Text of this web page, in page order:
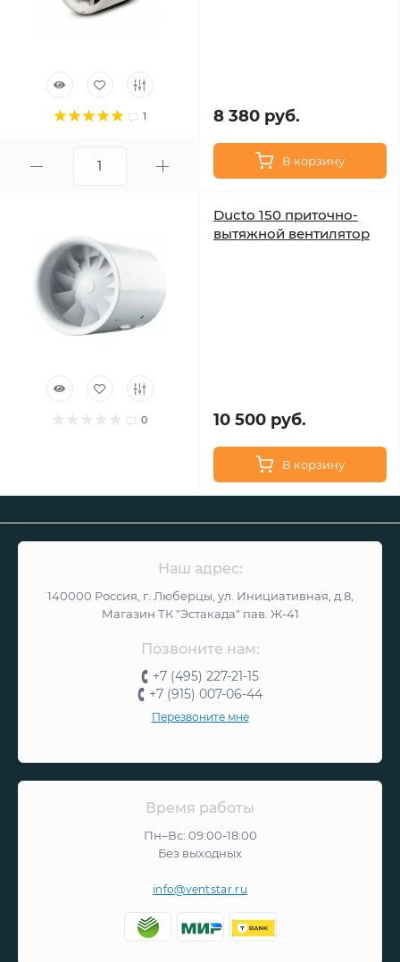
1 8 380 руб.
В корзину
0
Ducto 150 приточно-
вытяжной вентилятор
10 500 руб.
В корзину
Наш адрес:
140000 Россия, г. Люберцы, ул. Инициативная, д.8,
Магазин ТК "Эстакада" пав. Ж-41
Позвоните нам:
+7 (495) 227-21-15
+7 (915) 007-06-44
Перезвоните мне
Время работы
Пн–Вс: 09:00-18:00
Без выходных
info@ventstar.ru